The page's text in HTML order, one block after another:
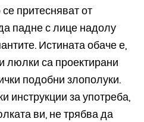
притесняват от
падне с лице надолу
Истината обаче е,
люлки са проектирани
подобни злополуки.
инструкции за употреба,
ви, не трябва да